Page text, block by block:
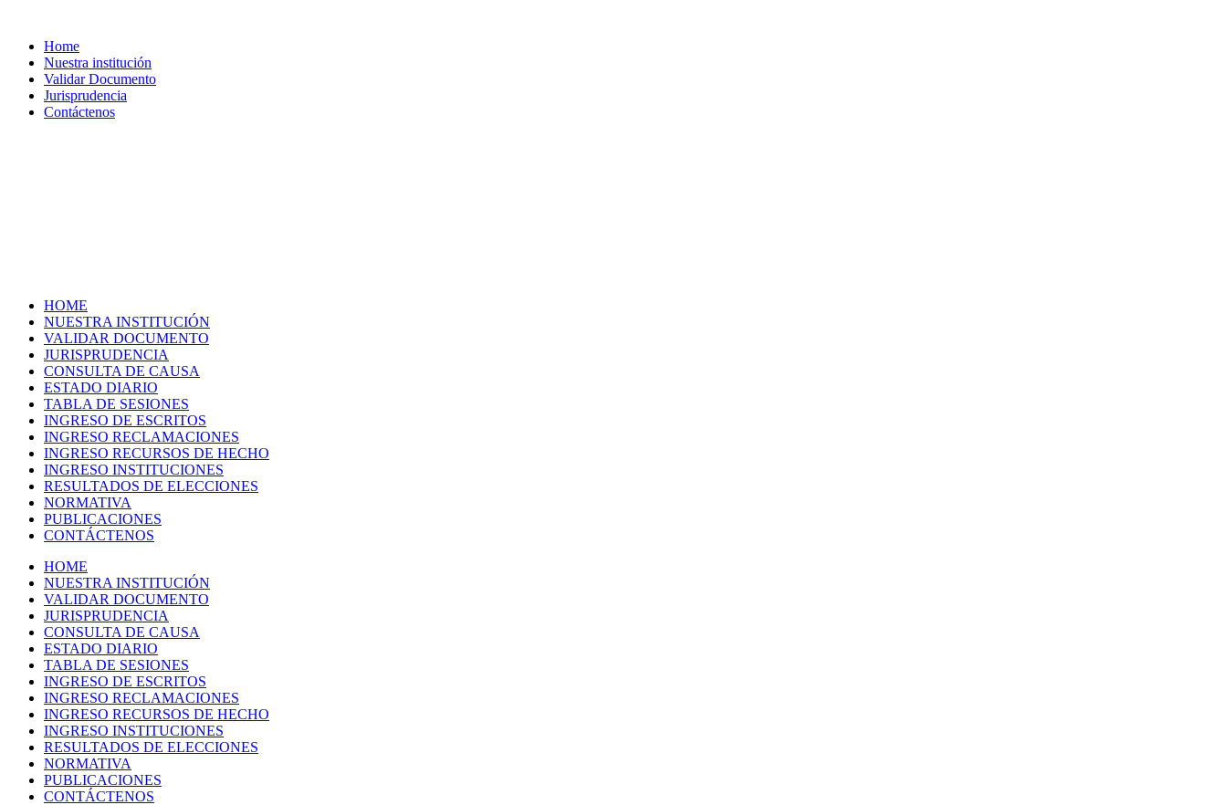
Home
Nuestra institución
Validar Documento
Jurisprudencia
Contáctenos
HOME
NUESTRA INSTITUCIÓN
VALIDAR DOCUMENTO
JURISPRUDENCIA
CONSULTA DE CAUSA
ESTADO DIARIO
TABLA DE SESIONES
INGRESO DE ESCRITOS
INGRESO RECLAMACIONES
INGRESO RECURSOS DE HECHO
INGRESO INSTITUCIONES
RESULTADOS DE ELECCIONES
NORMATIVA
PUBLICACIONES
CONTÁCTENOS
HOME
NUESTRA INSTITUCIÓN
VALIDAR DOCUMENTO
JURISPRUDENCIA
CONSULTA DE CAUSA
ESTADO DIARIO
TABLA DE SESIONES
INGRESO DE ESCRITOS
INGRESO RECLAMACIONES
INGRESO RECURSOS DE HECHO
INGRESO INSTITUCIONES
RESULTADOS DE ELECCIONES
NORMATIVA
PUBLICACIONES
CONTÁCTENOS